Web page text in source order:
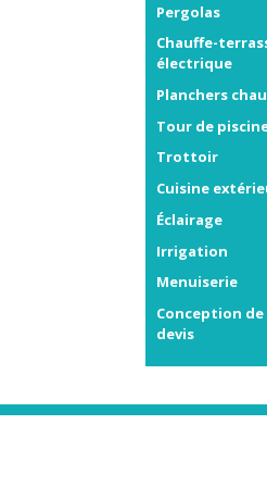
Pergolas
Chauffe-
électrique
Planchers
Tour de
Trottoir
Cuisine
Éclairage
Irrigation
Menuiserie
Conception
devis